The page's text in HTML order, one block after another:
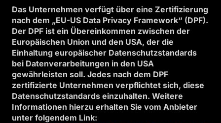
Das Unternehmen verfügt über eine Zertifizierung
nach dem „EU-US Data Privacy Framework“ (DPF).
Der DPF ist ein Übereinkommen zwischen der
Europäischen Union und den USA, der die
Einhaltung europäischer Datenschutzstandards
bei Datenverarbeitungen in den USA
gewährleisten soll. Jedes nach dem DPF
zertifizierte Unternehmen verpflichtet sich, diese
Datenschutzstandards einzuhalten. Weitere
Informationen hierzu erhalten Sie vom Anbieter
unter folgendem Link: